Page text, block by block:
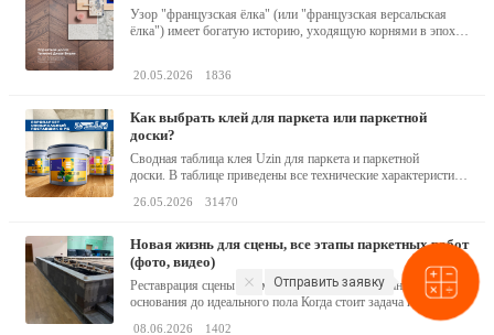
Узор "французская ёлка" (или "французская версальская
ёлка") имеет богатую историю, уходящую корнями в эпоху
20.05.2026 1836
как выбрать клей для паркета или паркетной
доски?
Сводная таблица клея Uzin для паркета и паркетной
доски. В таблице приведены все технические характеристики
26.05.2026 31470
новая жизнь для сцены, все этапы паркетных работ
(фото, видео)
Реставрация сцены 190 м² в Минске: от разобранного
основания до идеального пола Когда стоит задача не...
08.06.2026 1402
Отправить заявку